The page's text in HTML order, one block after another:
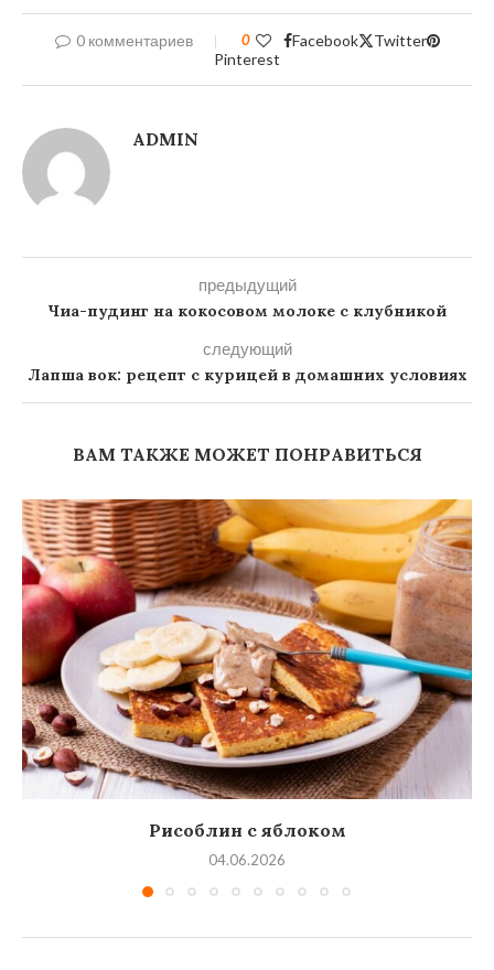
0 комментариев 0 Facebook
Twitter
Pinterest
ADMIN
предыдущий
Чиа-пудинг на кокосовом молоке с клубникой
следующий
Лапша вок: рецепт с курицей в домашних условиях
ВАМ ТАКЖЕ МОЖЕТ ПОНРАВИТЬСЯ
Рисоблин с яблоком
04.06.2026